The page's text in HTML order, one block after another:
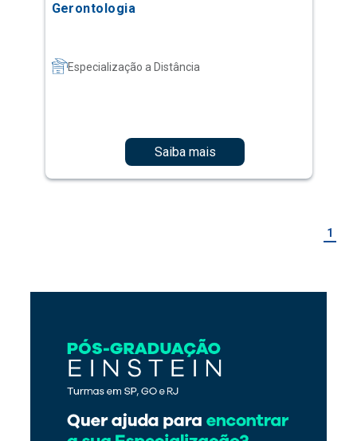
Gerontologia
Especialização a Distância
Saiba mais
1